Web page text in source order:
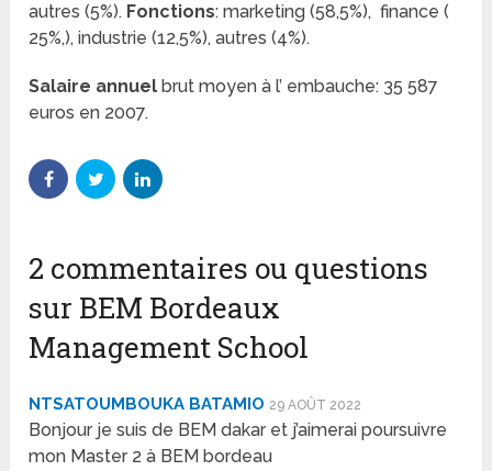
autres (5%). Fonctions: marketing (58,5%), finance (
25%,), industrie (12,5%), autres (4%).
Salaire annuel brut moyen à l’ embauche: 35 587
euros en 2007.
2 commentaires ou questions
sur BEM Bordeaux
Management School
NTSATOUMBOUKA BATAMIO 29 AOÛT 2022
Bonjour je suis de BEM dakar et j’aimerai poursuivre
mon Master 2 à BEM bordeau